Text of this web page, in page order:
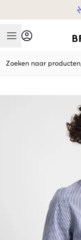
Mobile Menu
Zoeken naar